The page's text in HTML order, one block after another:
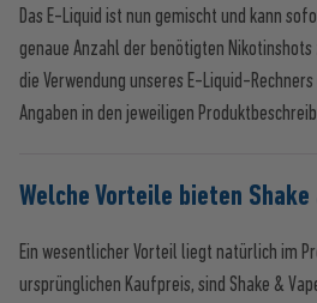
Das E-Liquid ist nun gemischt und kann
genaue Anzahl der benötigten
die Verwendung unseres E-Liquid-
Angaben in den jeweiligen
Welche Vorteile bieten Shake
Ein wesentlicher Vorteil liegt natürlich im
ursprünglichen Kaufpreis, sind Shake &